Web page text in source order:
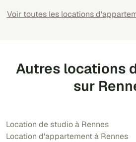
Voir toutes les locations
Autres locations
sur
Location de studio à Rennes
Location d'appartement à Rennes